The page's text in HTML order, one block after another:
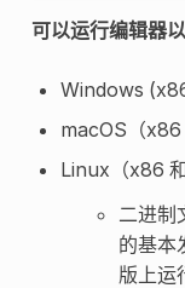
可以运行编辑器
Windows
macOS（x86
Linux（x86
二进制
的基本
版上运